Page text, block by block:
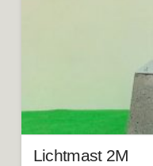
Lichtmast 2M